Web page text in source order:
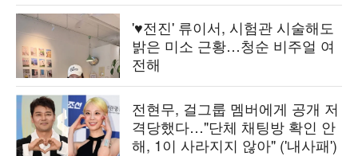
'♥전진' 류이서, 시험관 시술해도
밝은 미소 근황…청순 비주얼 여
전해
전현무, 걸그룹 멤버에게 공개 저
격당했다…"단체 채팅방 확인 안
해, 1이 사라지지 않아" ('내사패')